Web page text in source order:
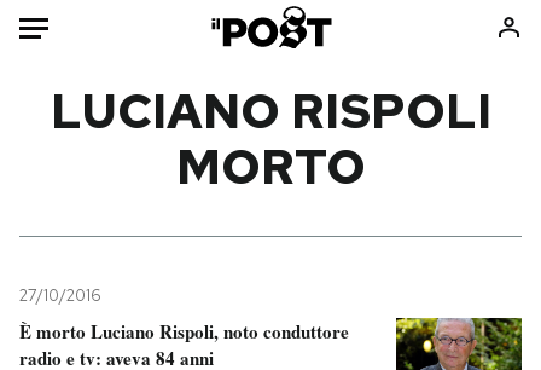
Mondo
Tecnologia
Internet
Libri
Ok Boomer!
LUCIANO RISPOLI
MORTO
27/10/2016
È morto Luciano Rispoli, noto conduttore
radio e tv: aveva 84 anni